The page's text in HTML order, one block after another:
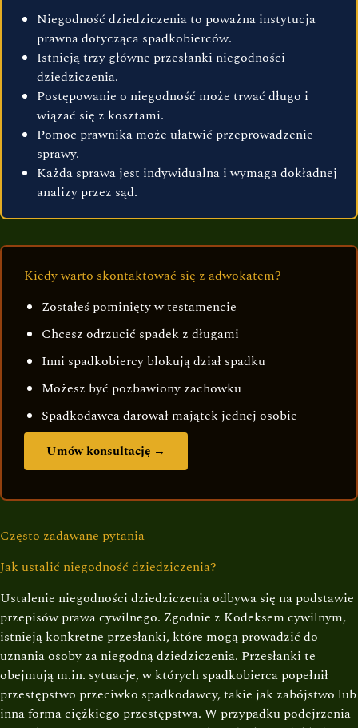
Niegodność dziedziczenia to poważna instytucja
prawna dotycząca spadkobierców.
Istnieją trzy główne przesłanki niegodności
dziedziczenia.
Postępowanie o niegodność może trwać długo i
wiązać się z kosztami.
Pomoc prawnika może ułatwić przeprowadzenie
sprawy.
Każda sprawa jest indywidualna i wymaga dokładnej
analizy przez sąd.
Kiedy warto skontaktować się z adwokatem?
Zostałeś pominięty w testamencie
Chcesz odrzucić spadek z długami
Inni spadkobiercy blokują dział spadku
Możesz być pozbawiony zachowku
Spadkodawca darował majątek jednej osobie
Umów konsultację →
Często zadawane pytania
Jak ustalić niegodność dziedziczenia?
Ustalenie niegodności dziedziczenia odbywa się na podstawie
przepisów prawa cywilnego. Zgodnie z Kodeksem cywilnym,
istnieją konkretne przesłanki, które mogą prowadzić do
uznania osoby za niegodną dziedziczenia. Przesłanki te
obejmują m.in. sytuacje, w których spadkobierca popełnił
przestępstwo przeciwko spadkodawcy, takie jak zabójstwo lub
inna forma ciężkiego przestępstwa. W przypadku podejrzenia